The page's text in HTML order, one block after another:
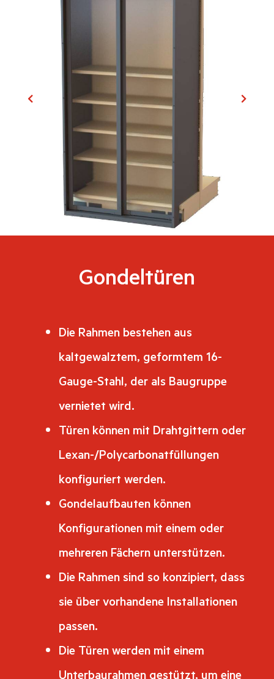
Gondeltüren
Die Rahmen bestehen aus
kaltgewalztem, geformtem 16-
Gauge-Stahl, der als Baugruppe
vernietet wird.
Türen können mit Drahtgittern oder
Lexan-/Polycarbonatfüllungen
konfiguriert werden.
Gondelaufbauten können
Konfigurationen mit einem oder
mehreren Fächern unterstützen.
Die Rahmen sind so konzipiert, dass
sie über vorhandene Installationen
passen.
Die Türen werden mit einem
Unterbaurahmen gestützt, um eine